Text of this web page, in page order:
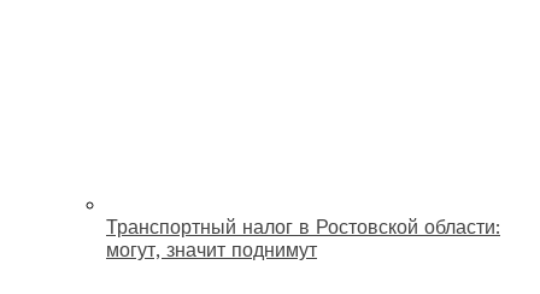
Транспортный налог в Ростовской области:
могут, значит поднимут